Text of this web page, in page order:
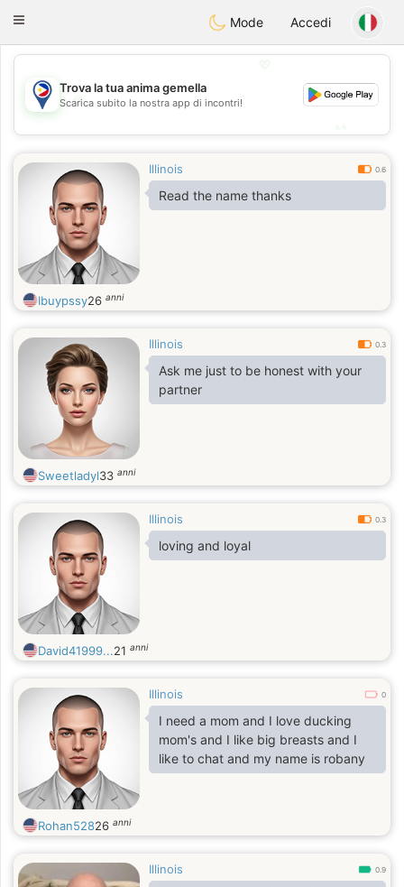
PhilippinesChat
Toggle
Mode Accedi
💖
💕
Trova la tua anima gemella
Scarica subito la nostra app di incontri!
Illinois 0.6
Read the name thanks
Ibuypssy26 anni
Illinois 0.3
Ask me just to be honest with your
partner
Sweetladyl33 anni
Illinois 0.3
loving and loyal
David41999...21 anni
Illinois 0
I need a mom and I love ducking
mom's and I like big breasts and I
like to chat and my name is robany
Rohan52826 anni
Illinois 0.9